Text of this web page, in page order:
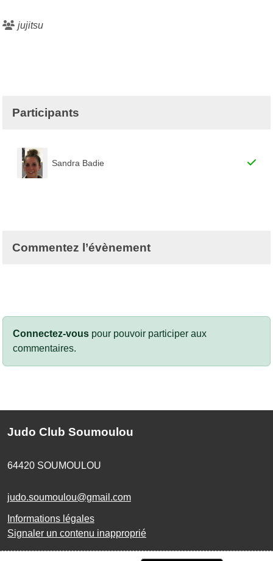
jujitsu
Participants
Sandra Badie
Commentez l’évènement
Connectez-vous pour pouvoir participer aux
commentaires.
Judo Club Soumoulou
64420 SOUMOULOU
judo.soumoulou@gmail.com
Informations légales
Signaler un contenu inapproprié